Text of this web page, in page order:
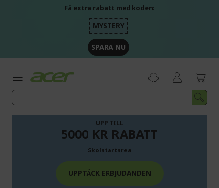
Få extra rabatt med koden:
MYSTERY
SPARA NU
UPP TILL
5000 KR RABATT
Skolstartsrea
UPPTÄCK ERBJUDANDEN